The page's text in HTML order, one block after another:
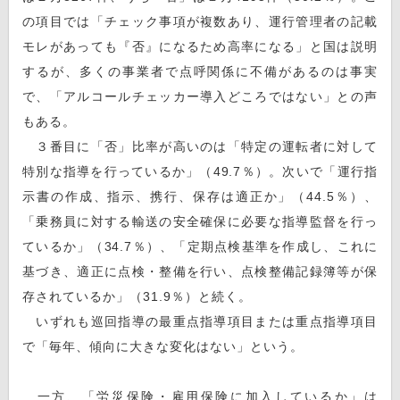
の項目では「チェック事項が複数あり、運行管理者の記載
モレがあっても『否』になるため高率になる」と国は説明
するが、多くの事業者で点呼関係に不備があるのは事実
で、「アルコールチェッカー導入どころではない」との声
もある。
３番目に「否」比率が高いのは「特定の運転者に対して
特別な指導を行っているか」（49.7％）。次いで「運行指
示書の作成、指示、携行、保存は適正か」（44.5％）、
「乗務員に対する輸送の安全確保に必要な指導監督を行っ
ているか」（34.7％）、「定期点検基準を作成し、これに
基づき、適正に点検・整備を行い、点検整備記録簿等が保
存されているか」（31.9％）と続く。
いずれも巡回指導の最重点指導項目または重点指導項目
で「毎年、傾向に大きな変化はない」という。
一方、「労災保険・雇用保険に加入しているか」は